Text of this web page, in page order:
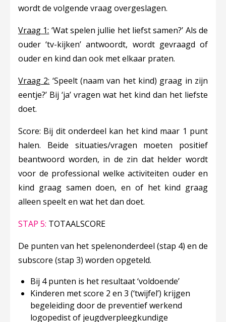
wordt de volgende vraag overgeslagen.
Vraag 1: ‘Wat spelen jullie het liefst samen?’ Als de
ouder ‘tv-kijken’ antwoordt, wordt gevraagd of
ouder en kind dan ook met elkaar praten.
Vraag 2: ‘Speelt (naam van het kind) graag in zijn
eentje?’ Bij ‘ja’ vragen wat het kind dan het liefste
doet.
Score: Bij dit onderdeel kan het kind maar 1 punt
halen. Beide situaties/vragen moeten positief
beantwoord worden, in de zin dat helder wordt
voor de professional welke activiteiten ouder en
kind graag samen doen, en of het kind graag
alleen speelt en wat het dan doet.
STAP 5: TOTAALSCORE
De punten van het spelenonderdeel (stap 4) en de
subscore (stap 3) worden opgeteld.
Bij 4 punten is het resultaat ‘voldoende’
Kinderen met score 2 en 3 (‘twijfel’) krijgen
begeleiding door de preventief werkend
logopedist of jeugdverpleegkundige